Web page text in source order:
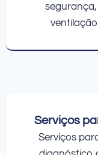
Serviços
Serviços